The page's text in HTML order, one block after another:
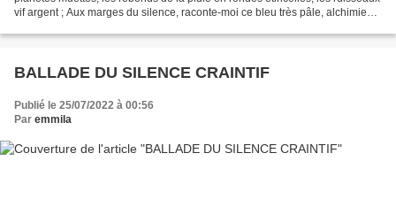
vif argent ; Aux marges du silence, raconte-moi ce bleu très pâle, alchimie
BALLADE DU SILENCE CRAINTIF
Publié le 25/07/2022 à 00:56
Par emmila